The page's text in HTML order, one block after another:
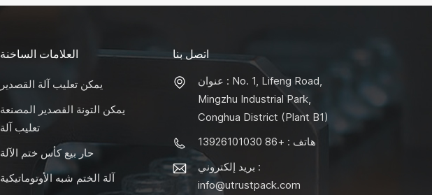
العلامات الساخنة
يمكن تعليب آلة القصدير
يمكن التونة القصدير المصنعة
تعليب آلة
حار بيع كأس ختم الآلة
آلة الختم شبه الأوتوماتيكية
اتصل بنا
عنوان : No. 1, Lifeng Road,
Mingzhu Industrial Park,
Conghua District (Plant B1)
هاتف : +86 13926101030
بريد إلكتروني :
info@utrustpack.com